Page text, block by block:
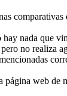
nada que
no realiza
web de